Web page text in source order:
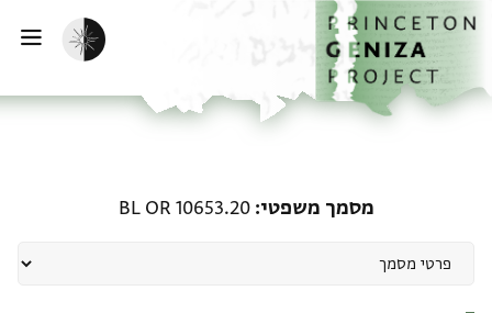
דילוג לתוכן
דף הבית
הפעלת מצב כהה
מסמך משפטי BL OR 10653.20